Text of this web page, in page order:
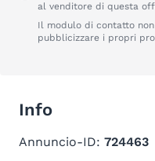
al venditore di questa
Il modulo di contatto
pubblicizzare i propri
Info
Annuncio-ID: 724463